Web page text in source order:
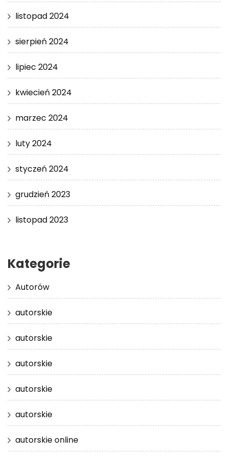
listopad 2024
sierpień 2024
lipiec 2024
kwiecień 2024
marzec 2024
luty 2024
styczeń 2024
grudzień 2023
listopad 2023
Kategorie
Autorów
autorskie
autorskie
autorskie
autorskie
autorskie
autorskie online